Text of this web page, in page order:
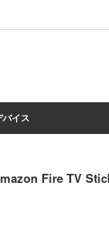
イス
Fire TV